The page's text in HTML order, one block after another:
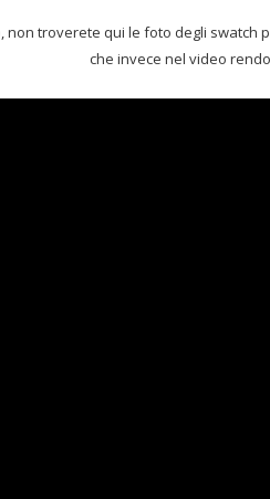
non troverete qui le foto degli
che invece nel video